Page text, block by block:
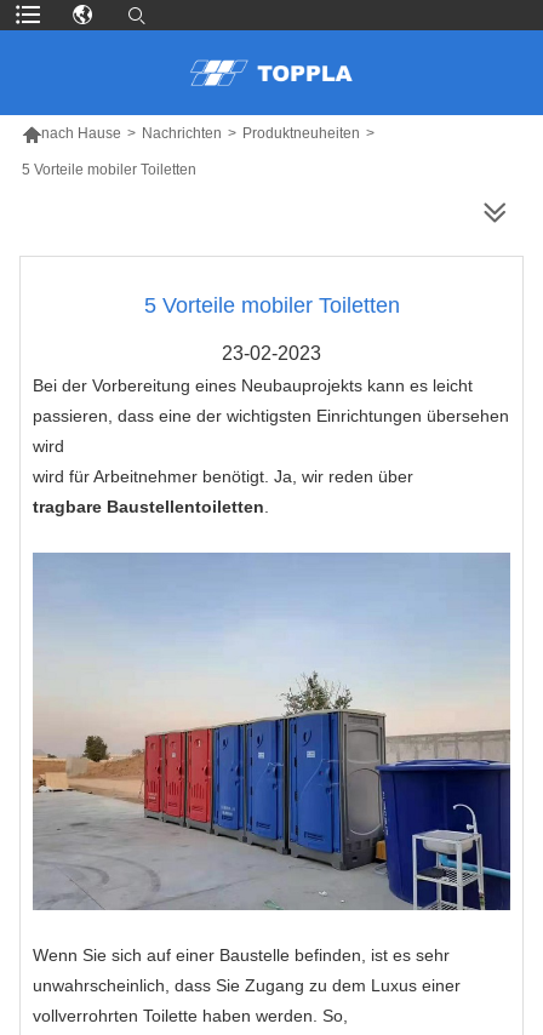
nach Hause > Nachrichten > Produktneuheiten >
5 Vorteile mobiler Toiletten
5 Vorteile mobiler Toiletten
23-02-2023
Bei der Vorbereitung eines Neubauprojekts kann es leicht
passieren, dass eine der wichtigsten Einrichtungen übersehen
wird
wird für Arbeitnehmer benötigt. Ja, wir reden über
tragbare Baustellentoiletten
Wenn Sie sich auf einer Baustelle befinden, ist es sehr
unwahrscheinlich, dass Sie Zugang zu dem Luxus einer
vollverrohrten Toilette haben werden. So,